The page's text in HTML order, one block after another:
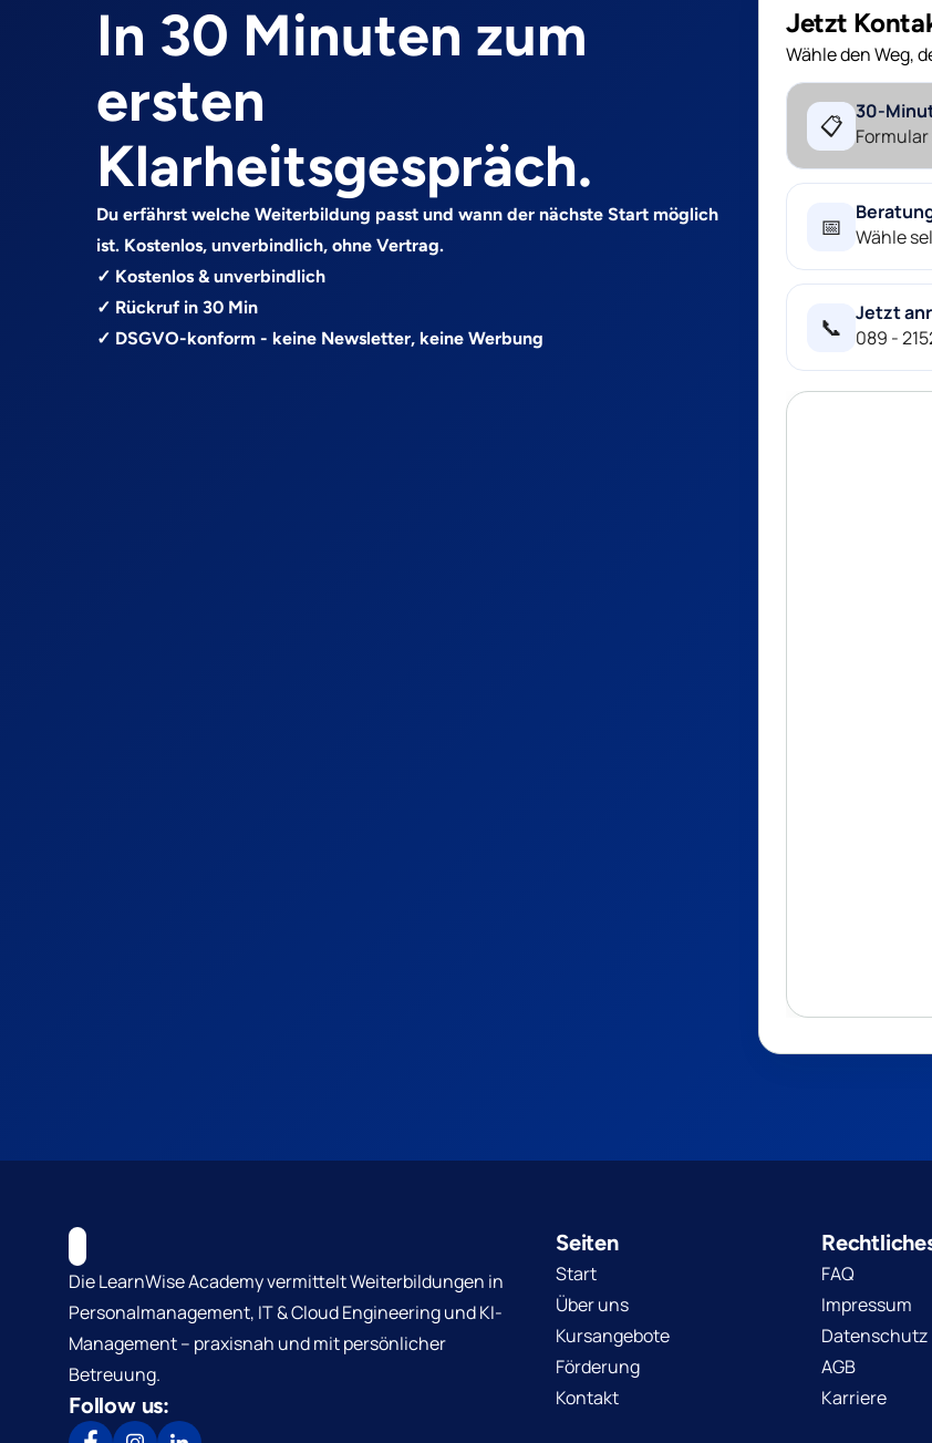
In 30 Minuten zum
ersten
Klarheitsgespräch.
Du erfährst welche Weiterbildung passt und wann der nächste Start möglich
ist. Kostenlos, unverbindlich, ohne Vertrag.
✓ Kostenlos & unverbindlich
✓ Rückruf in 30 Min
✓ DSGVO-konform - keine Newsletter, keine Werbung
Jetzt
Wähle den Weg,
📋 30-
📅
Wähle
📞
Jetzt
089 -
Die LearnWise Academy vermittelt Weiterbildungen in
Personalmanagement, IT & Cloud Engineering und KI-
Management – praxisnah und mit persönlicher
Betreuung.
Follow us:
Seiten
Start
Über uns
Kursangebote
Förderung
Kontakt
FAQ
Impressum
Datenschutz
AGB
Karriere